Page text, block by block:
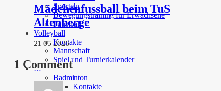
Sporteln
Bewegungstraining für Erwachsene
Faustball
Volleyball
Kontakte
Mannschaft
Spiel und Turnierkalender
…
Badminton
Kontakte
Mädchenfussball beim TuS
Altenberge
21 05 2026
1 Comment